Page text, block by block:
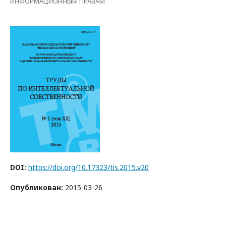
DOI: https://doi.org/10.17323/tis.2015.v20
Опубликован: 2015-03-26